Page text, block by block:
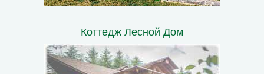
Коттедж Лесной Дом